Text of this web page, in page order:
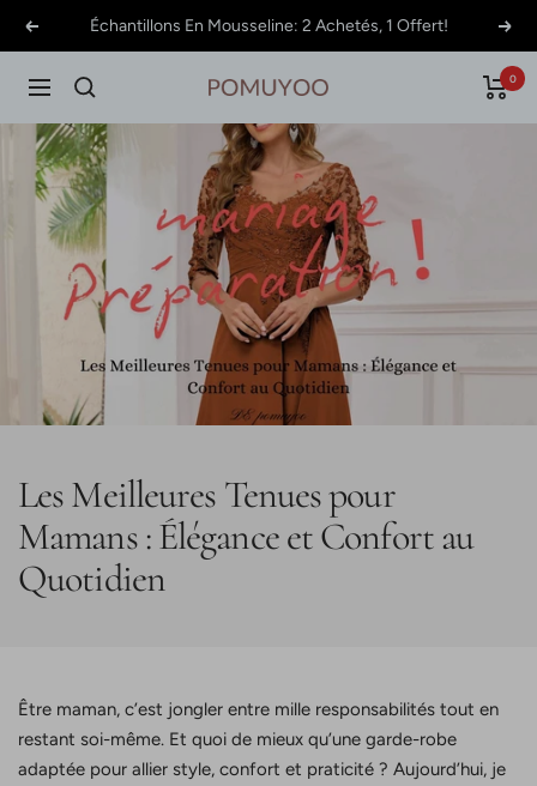
PrécédentÉchantillons En Mousseline: 2 Achetés, 1 Offert!
Navigation pomuyoo.fr
0
Les Meilleures Tenues pour
Mamans : Élégance et Confort au
Quotidien
Être maman, c’est jongler entre mille responsabilités tout en
restant soi-même. Et quoi de mieux qu’une garde-robe
adaptée pour allier style, confort et praticité ? Aujourd’hui, je